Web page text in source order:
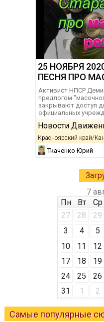
25 НОЯБРЯ
ПЕСНЯ ПРО
Активист НПСР
предлогом
закрывают доступ
официальных
Новости
Красноярский край/
Ткаченко Юрий
7
Пн
Вт Ср
27
28 29
3
4 5
10
11 12
17
18 19
24
25 26
31
1 2
Самые популярные